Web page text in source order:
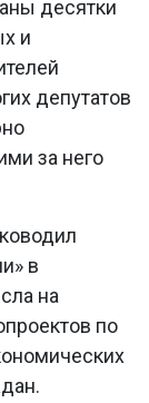
десятки
и
депутатов
за него
в
на
по